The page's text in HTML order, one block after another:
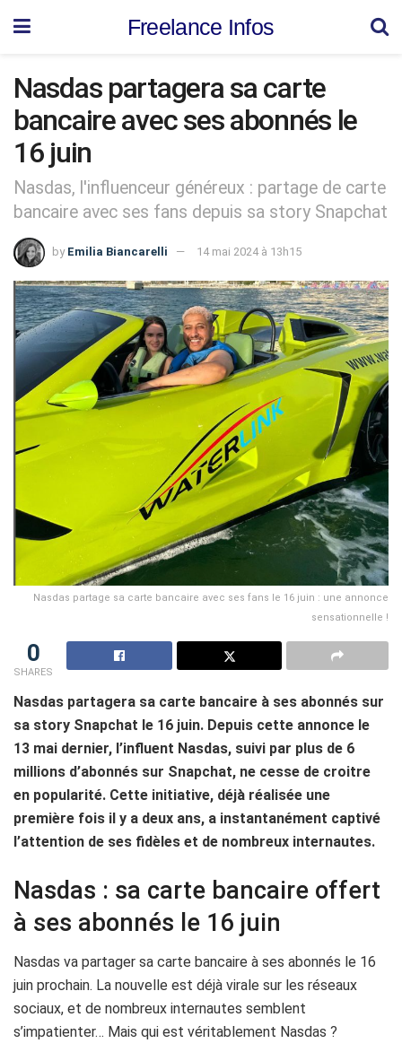
Freelance Infos
Nasdas partagera sa carte
bancaire avec ses abonnés le
16 juin
Nasdas, l'influenceur généreux : partage de carte
bancaire avec ses fans depuis sa story Snapchat
by Emilia Biancarelli 14 mai 2024 à 13h15
Nasdas partage sa carte bancaire avec ses fans le 16 juin : une annonce
sensationnelle !
0
SHARES
Nasdas partagera sa carte bancaire à ses abonnés sur
sa story Snapchat le 16 juin. Depuis cette annonce le
13 mai dernier, l’influent Nasdas, suivi par plus de 6
millions d’abonnés sur Snapchat, ne cesse de croitre
en popularité. Cette initiative, déjà réalisée une
première fois il y a deux ans, a instantanément captivé
l’attention de ses fidèles et de nombreux internautes.
Nasdas : sa carte bancaire offert
à ses abonnés le 16 juin
Nasdas va partager sa carte bancaire à ses abonnés le 16
juin prochain. La nouvelle est déjà virale sur les réseaux
sociaux, et de nombreux internautes semblent
s’impatienter… Mais qui est véritablement Nasdas ?